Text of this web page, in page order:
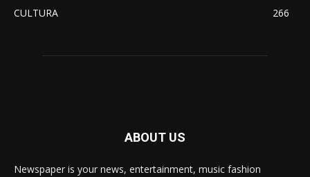
CULTURA
266
ABOUT US
Newspaper is your news, entertainment, music fashion